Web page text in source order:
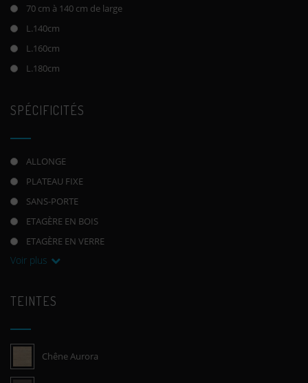
70 cm à 140 cm de large
L.140cm
L.160cm
L.180cm
SPÉCIFICITÉS
ALLONGE
PLATEAU FIXE
SANS-PORTE
ETAGÈRE EN BOIS
ETAGÈRE EN VERRE
Voir plus
TEINTES
Chêne Aurora